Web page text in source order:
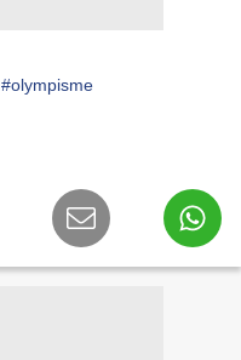
#olympisme